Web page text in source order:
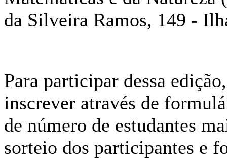
da Silveira Ramos, 149 -
Para participar dessa
inscrever através de
de número de estudantes
sorteio dos participantes e